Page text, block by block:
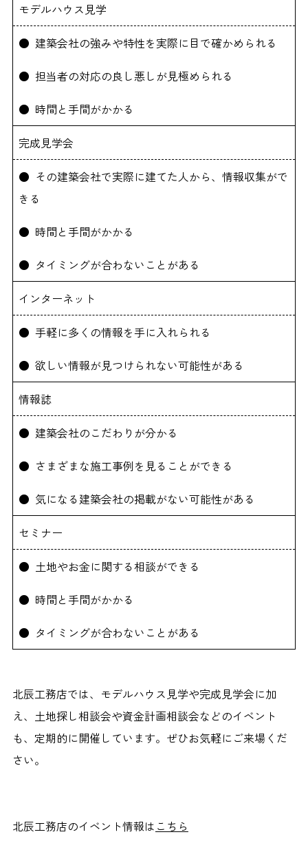
モデルハウス見学
● 建築会社の強みや特性を実際に目で確かめられる
● 担当者の対応の良し悪しが見極められる
● 時間と手間がかかる
完成見学会
● その建築会社で実際に建てた人から、情報収集がで
きる
● 時間と手間がかかる
● タイミングが合わないことがある
インターネット
● 手軽に多くの情報を手に入れられる
● 欲しい情報が見つけられない可能性がある
情報誌
● 建築会社のこだわりが分かる
● さまざまな施工事例を見ることができる
● 気になる建築会社の掲載がない可能性がある
セミナー
● 土地やお金に関する相談ができる
● 時間と手間がかかる
● タイミングが合わないことがある
北辰工務店では、モデルハウス見学や完成見学会に加
え、土地探し相談会や資金計画相談会などのイベント
も、定期的に開催しています。ぜひお気軽にご来場くだ
さい。
北辰工務店のイベント情報は こちら